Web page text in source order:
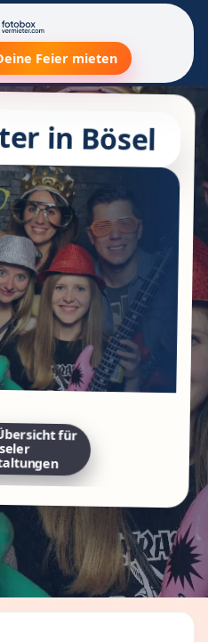
Feier mieten
in Bösel
für